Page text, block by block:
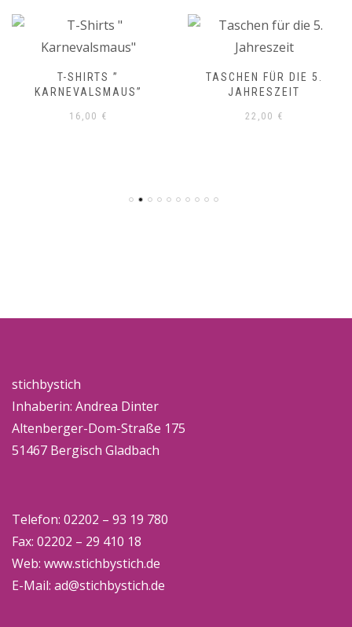
T-SHIRTS ”
KARNEVALSMAUS”
16,00 €
TASCHEN FÜR DIE 5.
JAHRESZEIT
22,00 €
stichbystich
Inhaberin: Andrea Dinter
Altenberger-Dom-Straße 175
51467 Bergisch Gladbach
Telefon: 02202 – 93 19 780
Fax: 02202 – 29 410 18
Web: www.stichbystich.de
E-Mail: ad@stichbystich.de